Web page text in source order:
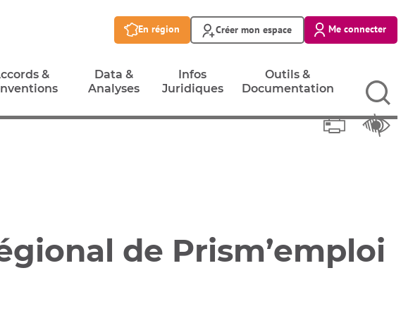
En région Créer mon espace Me connecter
&
Data &
Analyses
Infos
Juridiques
Outils &
Documentation
Imprimer
de Prism’emploi